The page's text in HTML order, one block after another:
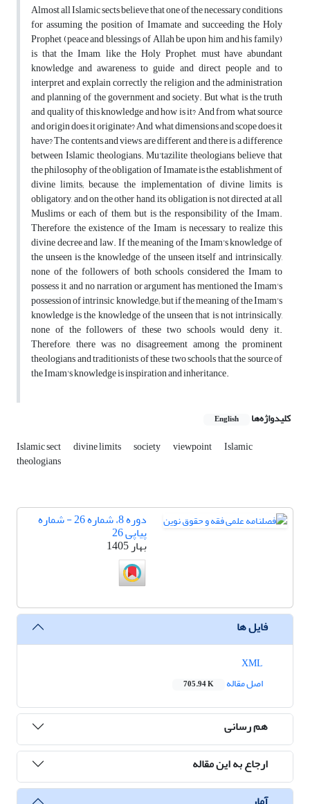
Almost all Islamic sects believe that one of the necessary conditions
for assuming the position of Imamate and succeeding the Holy
Prophet (peace and blessings of Allah be upon him and his family)
is that the Imam, like the Holy Prophet, must have abundant
knowledge and awareness to guide and direct people and to
interpret and explain correctly the religion and the administration
and planning of the government and society. But what is the truth
and quality of this knowledge and how is it? And from what source
and origin does it originate? And what dimensions and scope does it
have? The contents and views are different and there is a difference
between Islamic theologians. Mu'tazilite theologians believe that
the philosophy of the obligation of Imamate is the establishment of
divine limits; because, the implementation of divine limits is
obligatory, and on the other hand, its obligation is not directed at all
Muslims or each of them, but is the responsibility of the Imam.
Therefore, the existence of the Imam is necessary to realize this
divine decree and law. If the meaning of the Imam's knowledge of
the unseen is the knowledge of the unseen itself and intrinsically,
none of the followers of both schools considered the Imam to
possess it, and no narration or argument has mentioned the Imam's
possession of intrinsic knowledge; but if the meaning of the Imam's
knowledge is the knowledge of the unseen that is not intrinsically,
none of the followers of these two schools would deny it.
Therefore, there was no disagreement among the prominent
theologians and traditionists of these two schools that the source of
the Imam's knowledge is inspiration and inheritance.
کلیدواژه‌ها English
Islamic sect divine limits society viewpoint Islamic
theologians
دوره 8، شماره 26 - شماره
پیاپی 26
بهار 1405
فایل ها
اصل مقاله
705.94 K
هم رسانی
ارجاع به این مقاله